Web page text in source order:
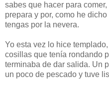
sabes que hacer para
prepara y por, como he
tengas por la nevera.
Yo esta vez lo hice
cosillas que tenía rondando
terminaba de dar salida. Un
un poco de pescado y tuve